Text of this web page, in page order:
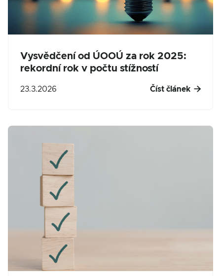
Vysvědčení od ÚOOÚ za rok 2025:
rekordní rok v počtu stížností
23.3.2026 Číst článek 